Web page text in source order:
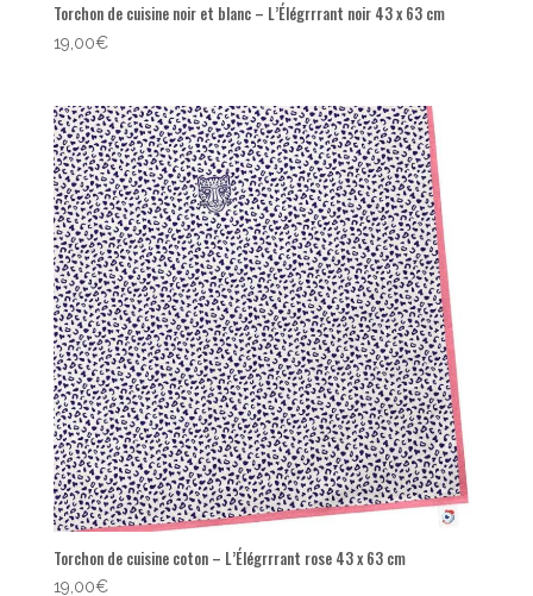
Torchon de cuisine noir et blanc – L’Élégrrrant noir 43 x 63 cm
19,00€
Torchon de cuisine coton – L’Élégrrrant rose 43 x 63 cm
19,00€